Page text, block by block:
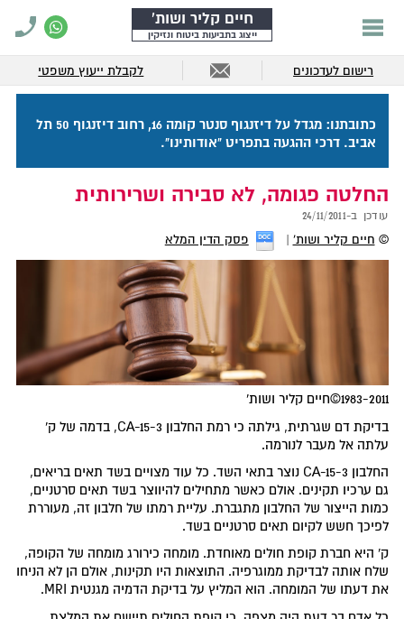
חיים קליר ושות'
ייצוג בתביעות ביטוח ונזיקין
רישום לעדכונים לקבלת ייעוץ משפטי
כתובתנו: מגדל על דיזנגוף סנטר קומה 16, רחוב דיזנגוף 50 תל
אביב. דרכי ההגעה בתפריט "אודותינו".
החלטה פגומה, לא סבירה ושרירותית
עודכן ב-24/11/2011
© חיים קליר ושות' פסק הדין המלא
1983-2011©חיים קליר ושות'
בדיקת דם שגרתית, גילתה כי רמת החלבון CA-15-3, בדמה של ק'
עלתה אל מעבר לנורמה.
החלבון CA-15-3 נוצר בתאי השד. כל עוד מצויים בשד תאים בריאים,
גם ערכיו תקינים. אולם כאשר מתחילים להיווצר בשד תאים סרטניים,
כמות הייצור של החלבון מתגברת. עליית רמתו של חלבון זה, מעוררת
לפיכך חשש לקיום תאים סרטניים בשד.
ק' היא חברת קופת חולים מאוחדת. מומחה כירורג מומחה של הקופה,
שלח אותה לבדיקת ממוגרפיה. התוצאות היו תקינות, אולם הן לא הניחו
את דעתו של המומחה. הוא המליץ על בדיקת הדמיה מגנטית MRI.